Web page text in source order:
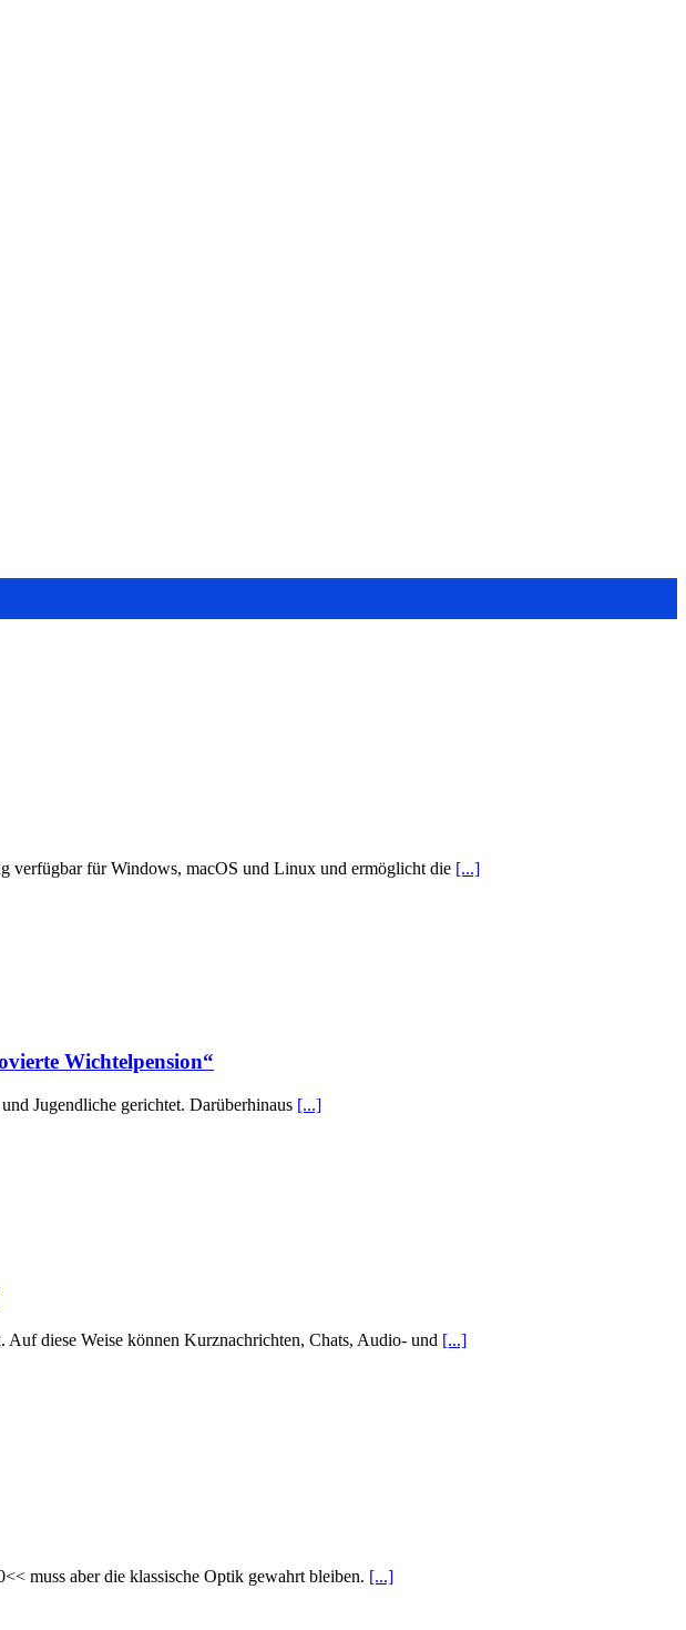
verfügbar für Windows, macOS und Linux und ermöglicht die [...]
Wichtelpension“
Jugendliche gerichtet. Darüberhinaus [...]
diese Weise können Kurznachrichten, Chats, Audio- und [...]
muss aber die klassische Optik gewahrt bleiben. [...]